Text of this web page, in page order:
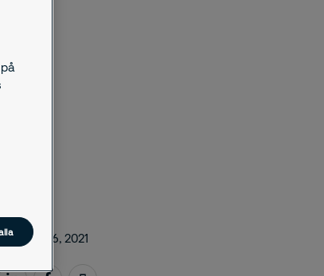
16, 2021